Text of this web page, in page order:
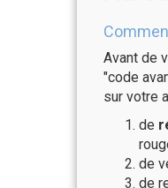
Avant de
"code
sur votre
de
de
de